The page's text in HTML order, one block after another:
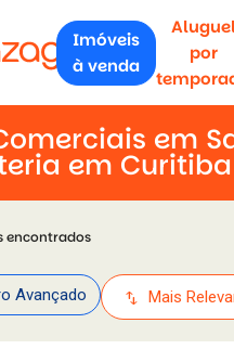
Imóveis
à venda
por
em
em Curitiba
encontrados
Avançado swap_vert Mais